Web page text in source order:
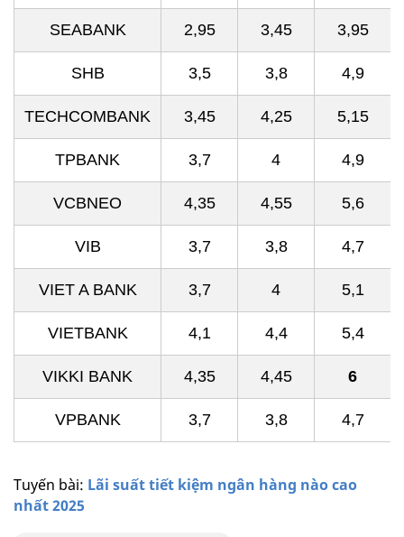
Tuyến bài: Lãi suất tiết kiệm ngân hàng nào cao
nhất 2025
SEABANK 2,95 3,45 3,95
SHB 3,5 3,8 4,9
TECHCOMBANK 3,45 4,25 5,15
TPBANK 3,7 4 4,9
VCBNEO 4,35 4,55 5,6
VIB 3,7 3,8 4,7
VIET A BANK 3,7 4 5,1
VIETBANK 4,1 4,4 5,4
VIKKI BANK 4,35 4,45 6
VPBANK 3,7 3,8 4,7